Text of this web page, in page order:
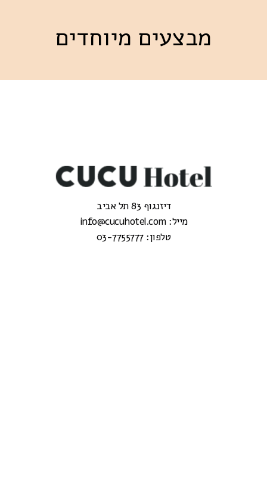
מבצעים מיוחדים
דיזנגוף 83 תל אביב
מייל: info@cucuhotel.com
טלפון: 03-7755777